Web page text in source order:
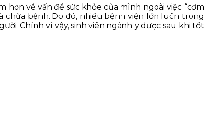
hơn về vấn đề sức khỏe của mình ngoài việc “cơm
chữa bệnh. Do đó, nhiều bệnh viện lớn luôn trong
Chính vì vậy, sinh viên ngành y dược sau khi tốt